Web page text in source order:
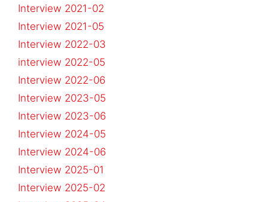
Interview 2021-02
Interview 2021-05
Interview 2022-03
interview 2022-05
Interview 2022-06
Interview 2023-05
Interview 2023-06
Interview 2024-05
Interview 2024-06
Interview 2025-01
Interview 2025-02